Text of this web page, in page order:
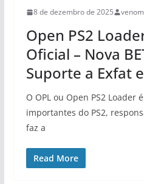
8 de dezembro de 2025 venom
Open PS2
Oficial – Nova
Suporte a Exfat
O OPL ou Open PS2 Loader
importantes do PS2,
faz a
Read More